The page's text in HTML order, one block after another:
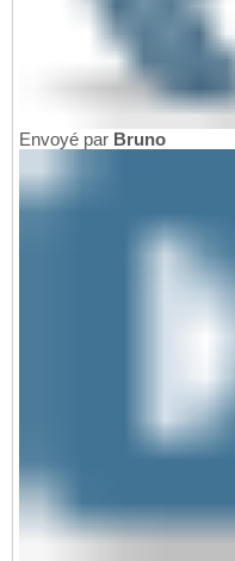
Envoyé par Bruno